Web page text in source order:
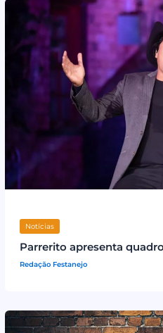
Notícias
Parrerito apresenta
Redação Festanejo